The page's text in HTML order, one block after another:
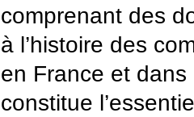
comprenant des
à l’histoire des
en France et
constitue